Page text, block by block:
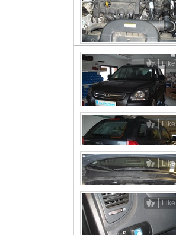
Like
Like
Like
Like